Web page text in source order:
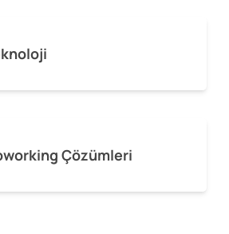
Çözümleri